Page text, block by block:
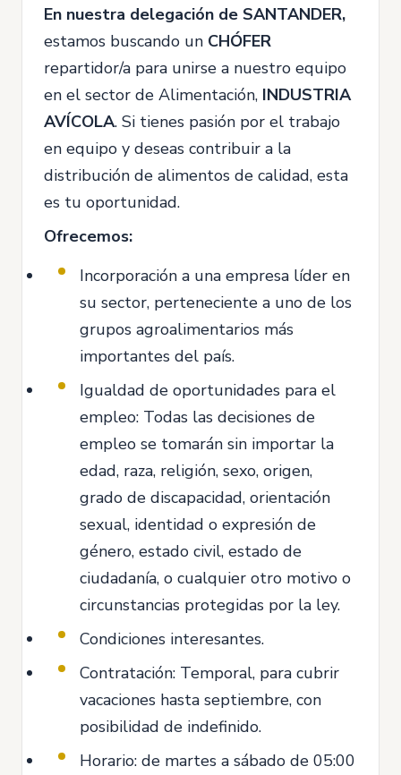
En nuestra delegación de SANTANDER,
estamos buscando un CHÓFER
repartidor/a para unirse a nuestro equipo
en el sector de Alimentación, INDUSTRIA
AVÍCOLA. Si tienes pasión por el trabajo
en equipo y deseas contribuir a la
distribución de alimentos de calidad, esta
es tu oportunidad.
Ofrecemos:
Incorporación a una empresa líder en
su sector, perteneciente a uno de los
grupos agroalimentarios más
importantes del país.
Igualdad de oportunidades para el
empleo: Todas las decisiones de
empleo se tomarán sin importar la
edad, raza, religión, sexo, origen,
grado de discapacidad, orientación
sexual, identidad o expresión de
género, estado civil, estado de
ciudadanía, o cualquier otro motivo o
circunstancias protegidas por la ley.
Condiciones interesantes.
Contratación: Temporal, para cubrir
vacaciones hasta septiembre, con
posibilidad de indefinido.
Horario: de martes a sábado de 05:00